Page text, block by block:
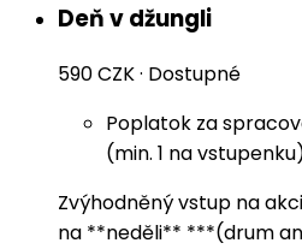
Deň v džungli
590 CZK· Dostupné
Poplatok za
(min. 1 na
Zvýhodněný vstup na
na **neděli** ***(drum